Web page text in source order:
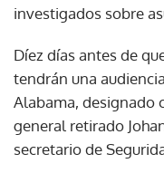
investigados sobre
Díez días antes de
tendrán una
Alabama, designado
general retirado
secretario de